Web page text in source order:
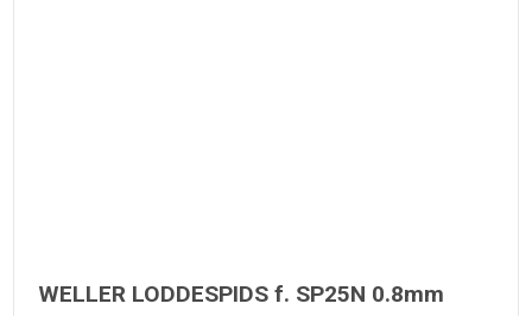
WELLER LODDESPIDS f. SP25N 0.8mm